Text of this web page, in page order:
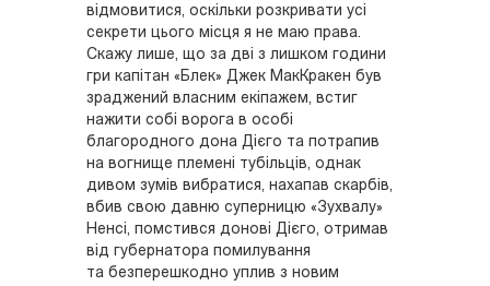
відмовитися, оскільки розкривати усі
секрети цього місця я не маю права.
Скажу лише, що за дві з лишком години
гри капітан «Блек» Джек МакКракен був
зраджений власним екіпажем, встиг
нажити собі ворога в особі
благородного дона Дієго та потрапив
на вогнище племені тубільців, однак
дивом зумів вибратися, нахапав скарбів,
вбив свою давню суперницю «Зухвалу»
Ненсі, помстився донові Дієго, отримав
від губернатора помилування
та безперешкодно уплив з новим